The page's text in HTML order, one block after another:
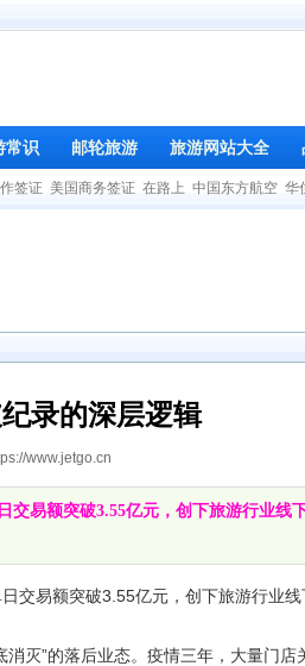
常识 邮轮旅游 旅游网站大全
签证 美国商务签证 在路上 中国东方航空 华
录的深层逻辑
www.jetgo.cn
交易额突破3.55亿元，创下旅游行业线
易额突破3.55亿元，创下旅游行业线
灭”的落后业态。疫情三年，大量门店